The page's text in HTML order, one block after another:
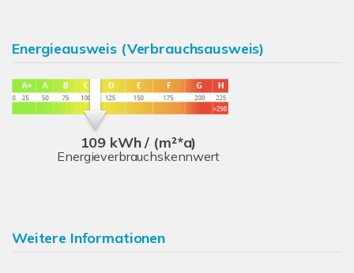
Energieausweis (Verbrauchsausweis)
109 kWh / (m²*a)
Energieverbrauchskennwert
Weitere Informationen